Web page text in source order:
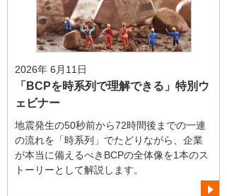
2026年 6月11日
「BCPを時系列で理解できる」特別ウ
ェビナー
地震発生の50秒前から72時間後までの一連
の流れを「時系列」でたどりながら、企業
が本当に備えるべきBCPの全体像を1本のス
トーリーとして解説します。